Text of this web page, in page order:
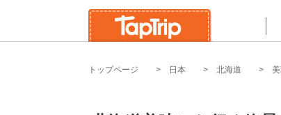
トップページ 日本 北海道